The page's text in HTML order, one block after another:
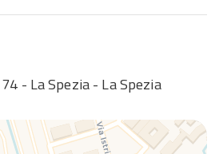
- La Spezia - La Spezia